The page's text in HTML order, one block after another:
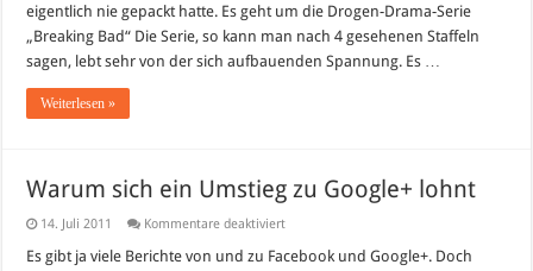
eigentlich nie gepackt hatte. Es geht um die Drogen-Drama-Serie
„Breaking Bad“ Die Serie, so kann man nach 4 gesehenen Staffeln
sagen, lebt sehr von der sich aufbauenden Spannung. Es …
Weiterlesen »
Warum sich ein Umstieg zu Google+ lohnt
14. Juli 2011 Kommentare deaktiviertfür
sich
Es gibt ja viele Berichte von und zu Facebook und Google+. Doch